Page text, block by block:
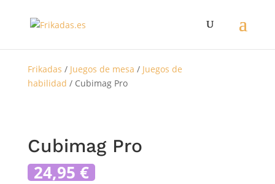
Frikadas / Juegos de mesa / Juegos de
habilidad / Cubimag Pro
Cubimag Pro
24,95 €